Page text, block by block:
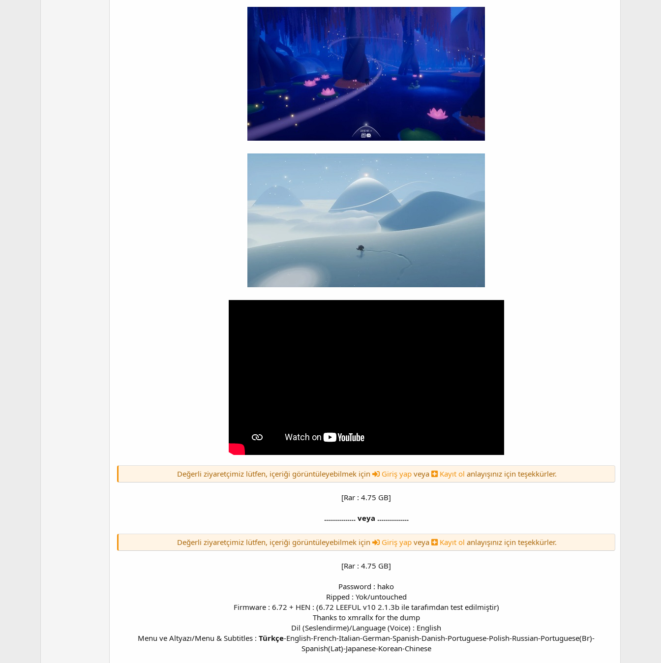
Değerli ziyaretçimiz lütfen, içeriği görüntüleyebilmek için Giriş yap veya Kayıt ol anlayışınız için teşekkürler.
[Rar : 4.75 GB]
................ veya ................
Değerli ziyaretçimiz lütfen, içeriği görüntüleyebilmek için Giriş yap veya Kayıt ol anlayışınız için teşekkürler.
[Rar : 4.75 GB]
Password : hako
Ripped : Yok/untouched
Firmware : 6.72 + HEN : (6.72 LEEFUL v10 2.1.3b ile tarafımdan test edilmiştir)
Thanks to xmrallx for the dump
Dil (Seslendirme)/Language (Voice) : English
Menu ve Altyazı/Menu & Subtitles : Türkçe-English-French-Italian-German-Spanish-Danish-Portuguese-Polish-Russian-Portuguese(Br)-
Spanish(Lat)-Japanese-Korean-Chinese